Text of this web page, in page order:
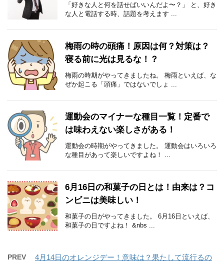
「好きな人と何を話せばいいんだよ〜？」 と、好き
な人と電話する時、話題を考えます ...
梅雨の時の頭痛！原因は何？対策は？
寝る前に光は見るな！？
梅雨の時期がやってきましたね。 梅雨といえば、な
ぜか起こる「頭痛」ではないでしょ ...
運動会のマイナーな種目一覧！定番で
は味わえない楽しさがある！
運動会の時期がやってきました。 運動会はいろいろ
な種目があって楽しいですよね！ ...
6月16日の和菓子の日とは！由来は？コ
ンビニは美味しい！
和菓子の日がやってきました。 6月16日といえば、
和菓子の日ですよね！ &nbs ...
PREV
4月14日のオレンジデー！意味は？果たして流行るの